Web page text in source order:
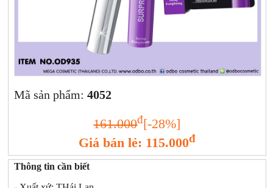
Mã sản phẩm:4052
161.000đ[-28%]
Giá bán lẻ: 115.000đ
Thông tin cần biết